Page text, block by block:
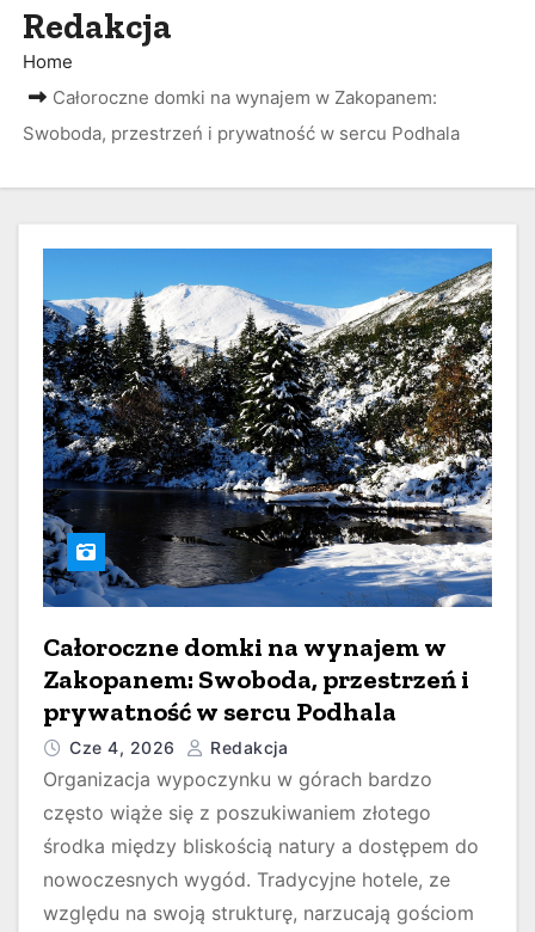
Redakcja
Home
Całoroczne domki na wynajem w Zakopanem:
Swoboda, przestrzeń i prywatność w sercu Podhala
Całoroczne domki na wynajem w
Zakopanem: Swoboda, przestrzeń i
prywatność w sercu Podhala
Cze 4, 2026 Redakcja
Organizacja wypoczynku w górach bardzo
często wiąże się z poszukiwaniem złotego
środka między bliskością natury a dostępem do
nowoczesnych wygód. Tradycyjne hotele, ze
względu na swoją strukturę, narzucają gościom